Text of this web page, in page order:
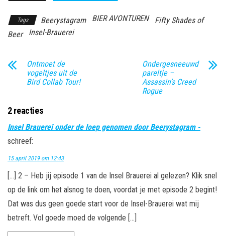
Tags Beerystagram BIER AVONTUREN
Fifty Shades of
Beer
Insel-Brauerei
Ontmoet de
vogeltjes uit de
Bird Collab Tour!
Ondergesneeuwd
pareltje –
Assassin’s Creed
Rogue
2 reacties
Insel Brauerei onder de loep genomen door Beerystagram -
schreef:
15 april 2019 om 12:43
[…] 2 – Heb jij episode 1 van de Insel Brauerei al gelezen? Klik snel
op de link om het alsnog te doen, voordat je met episode 2 begint!
Dat was dus geen goede start voor de Insel-Brauerei wat mij
betreft. Vol goede moed de volgende […]